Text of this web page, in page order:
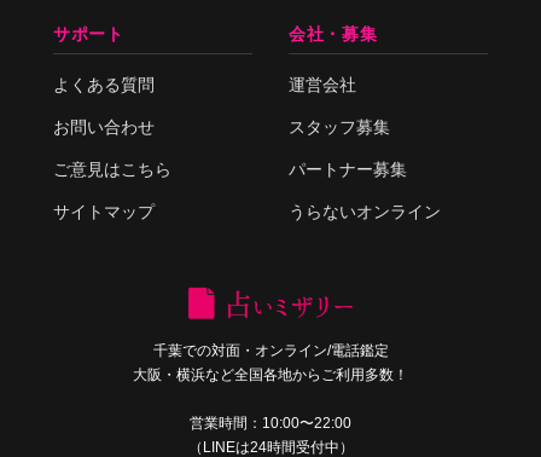
サポート
よくある質問
お問い合わせ
ご意見はこちら
サイトマップ
会社・募集
運営会社
スタッフ募集
パートナー募集
うらないオンライン
千葉での対面・オンライン/電話鑑定
大阪・横浜など全国各地からご利用多数！
営業時間：10:00〜22:00
（LINEは24時間受付中）